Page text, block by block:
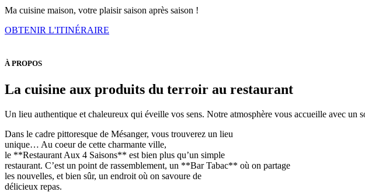
Ma cuisine maison, votre plaisir saison après saison !
OBTENIR L'ITINÉRAIRE
À PROPOS
La cuisine aux produits du terroir au restaurant
Un lieu authentique et chaleureux qui éveille vos sens. Notre atmosphère vous accueille avec un
Dans le cadre pittoresque de Mésanger, vous trouverez un lieu
unique… Au coeur de cette charmante ville,
le **Restaurant Aux 4 Saisons** est bien plus qu’un simple
restaurant. C’est un point de rassemblement, un **Bar Tabac** où on partage
les nouvelles, et bien sûr, un endroit où on savoure de
délicieux repas.